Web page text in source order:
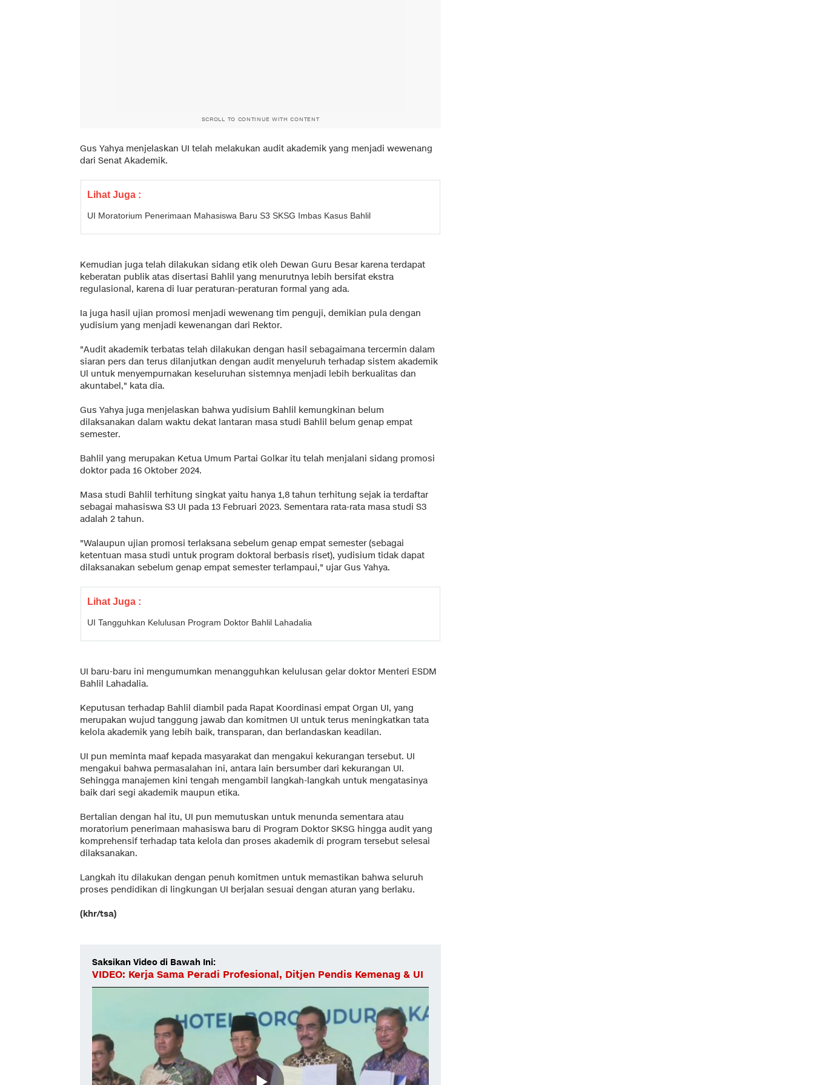
SCROLL TO CONTINUE WITH CONTENT
Gus Yahya menjelaskan UI telah melakukan audit akademik yang menjadi wewenang
dari Senat Akademik.
Lihat Juga :
UI Moratorium Penerimaan Mahasiswa Baru S3 SKSG Imbas Kasus Bahlil
Kemudian juga telah dilakukan sidang etik oleh Dewan Guru Besar karena terdapat
keberatan publik atas disertasi Bahlil yang menurutnya lebih bersifat ekstra
regulasional, karena di luar peraturan-peraturan formal yang ada.
Ia juga hasil ujian promosi menjadi wewenang tim penguji, demikian pula dengan
yudisium yang menjadi kewenangan dari Rektor.
"Audit akademik terbatas telah dilakukan dengan hasil sebagaimana tercermin dalam
siaran pers dan terus dilanjutkan dengan audit menyeluruh terhadap sistem akademik
Ul untuk menyempurnakan keseluruhan sistemnya menjadi lebih berkualitas dan
akuntabel," kata dia.
Gus Yahya juga menjelaskan bahwa yudisium Bahlil kemungkinan belum
dilaksanakan dalam waktu dekat lantaran masa studi Bahlil belum genap empat
semester.
Bahlil yang merupakan Ketua Umum Partai Golkar itu telah menjalani sidang promosi
doktor pada 16 Oktober 2024.
Masa studi Bahlil terhitung singkat yaitu hanya 1,8 tahun terhitung sejak ia terdaftar
sebagai mahasiswa S3 UI pada 13 Februari 2023. Sementara rata-rata masa studi S3
adalah 2 tahun.
"Walaupun ujian promosi terlaksana sebelum genap empat semester (sebagai
ketentuan masa studi untuk program doktoral berbasis riset), yudisium tidak dapat
dilaksanakan sebelum genap empat semester terlampaui," ujar Gus Yahya.
Lihat Juga :
UI Tangguhkan Kelulusan Program Doktor Bahlil Lahadalia
UI baru-baru ini mengumumkan menangguhkan kelulusan gelar doktor Menteri ESDM
Bahlil Lahadalia.
Keputusan terhadap Bahlil diambil pada Rapat Koordinasi empat Organ UI, yang
merupakan wujud tanggung jawab dan komitmen UI untuk terus meningkatkan tata
kelola akademik yang lebih baik, transparan, dan berlandaskan keadilan.
UI pun meminta maaf kepada masyarakat dan mengakui kekurangan tersebut. UI
mengakui bahwa permasalahan ini, antara lain bersumber dari kekurangan UI.
Sehingga manajemen kini tengah mengambil langkah-langkah untuk mengatasinya
baik dari segi akademik maupun etika.
Bertalian dengan hal itu, UI pun memutuskan untuk menunda sementara atau
moratorium penerimaan mahasiswa baru di Program Doktor SKSG hingga audit yang
komprehensif terhadap tata kelola dan proses akademik di program tersebut selesai
dilaksanakan.
Langkah itu dilakukan dengan penuh komitmen untuk memastikan bahwa seluruh
proses pendidikan di lingkungan UI berjalan sesuai dengan aturan yang berlaku.
(khr/tsa)
Saksikan Video di Bawah Ini:
VIDEO: Kerja Sama Peradi Profesional, Ditjen Pendis Kemenag & UI